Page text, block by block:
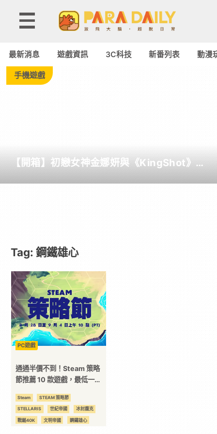
Tag:
鐵
-
Paradaily
戲
｜
動
漫
二
次
元
最新消息 遊戲資訊 3C科技 新番列表 動漫
手機遊戲
【開箱】初戀女神金娜妍與《KingShot》再
Tag: 鋼鐵雄心
PC遊戲
通通半價不到！Steam 策略
節推薦 10 款遊戲，最低一折
Steam STEAM 策略節
STELLARIS 世紀帝國 冰封龐克
戰鎚40K 文明帝國 鋼鐵雄心